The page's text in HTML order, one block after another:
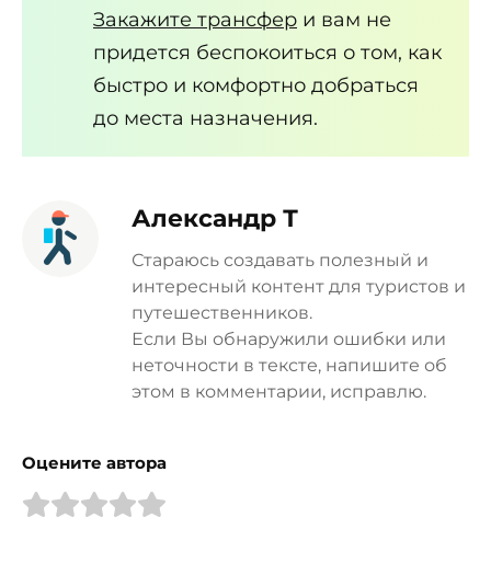
Закажите трансфер и вам не
придется беспокоиться о том, как
быстро и комфортно добраться
до места назначения.
Александр Т
Стараюсь создавать полезный и
интересный контент для туристов и
путешественников.
Если Вы обнаружили ошибки или
неточности в тексте, напишите об
этом в комментарии, исправлю.
Оцените автора